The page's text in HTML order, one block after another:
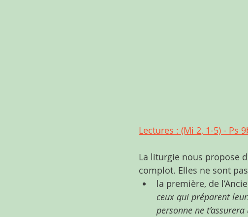
Lectures : (Mi 2, 1-5) - Ps
La liturgie nous propose
complot. Elles ne sont
la première, de
ceux qui préparent
personne ne